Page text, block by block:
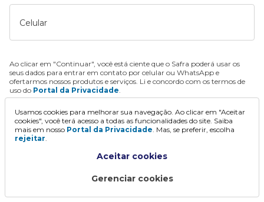
Celular
Ao clicar em "Continuar", você está ciente que o Safra poderá usar os
seus dados para entrar em contato por celular ou WhatsApp e
ofertarmos nossos produtos e serviços. Li e concordo com os termos de
uso do Portal da Privacidade.
Continuar
Usamos cookies para melhorar sua navegação. Ao clicar em "Aceitar
cookies", você terá acesso a todas as funcionalidades do site. Saiba
mais em nosso Portal da Privacidade. Mas, se preferir, escolha
rejeitar.
Aceitar cookies
Gerenciar cookies